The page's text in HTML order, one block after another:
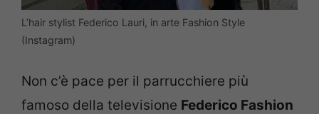
L’hair stylist Federico Lauri, in arte Fashion Style
(Instagram)
Non c’è pace per il parrucchiere più
famoso della televisione Federico Fashion